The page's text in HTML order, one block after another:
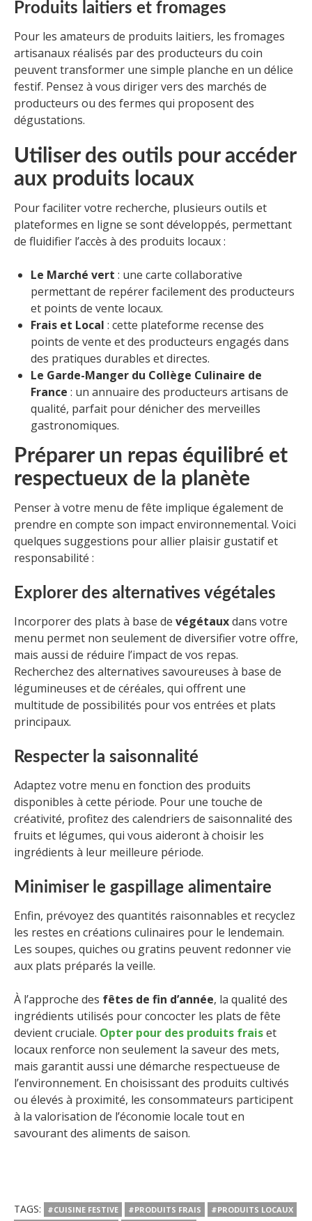
Produits laitiers et fromages
Pour les amateurs de produits laitiers, les fromages
artisanaux réalisés par des producteurs du coin
peuvent transformer une simple planche en un délice
festif. Pensez à vous diriger vers des marchés de
producteurs ou des fermes qui proposent des
dégustations.
Utiliser des outils pour accéder
aux produits locaux
Pour faciliter votre recherche, plusieurs outils et
plateformes en ligne se sont développés, permettant
de fluidifier l’accès à des produits locaux :
Le Marché vert : une carte collaborative
permettant de repérer facilement des producteurs
et points de vente locaux.
Frais et Local : cette plateforme recense des
points de vente et des producteurs engagés dans
des pratiques durables et directes.
Le Garde-Manger du Collège Culinaire de
France : un annuaire des producteurs artisans de
qualité, parfait pour dénicher des merveilles
gastronomiques.
Préparer un repas équilibré et
respectueux de la planète
Penser à votre menu de fête implique également de
prendre en compte son impact environnemental. Voici
quelques suggestions pour allier plaisir gustatif et
responsabilité :
Explorer des alternatives végétales
Incorporer des plats à base de végétauxdans votre
menu permet non seulement de diversifier votre offre,
mais aussi de réduire l’impact de vos repas.
Recherchez des alternatives savoureuses à base de
légumineuses et de céréales, qui offrent une
multitude de possibilités pour vos entrées et plats
principaux.
Respecter la saisonnalité
Adaptez votre menu en fonction des produits
disponibles à cette période. Pour une touche de
créativité, profitez des calendriers de saisonnalité des
fruits et légumes, qui vous aideront à choisir les
ingrédients à leur meilleure période.
Minimiser le gaspillage alimentaire
Enfin, prévoyez des quantités raisonnables et recyclez
les restes en créations culinaires pour le lendemain.
Les soupes, quiches ou gratins peuvent redonner vie
aux plats préparés la veille.
À l’approche des fêtes de fin d’année, la qualité des
ingrédients utilisés pour concocter les plats de fête
devient cruciale. Opter pour des produits fraiset
locaux renforce non seulement la saveur des mets,
mais garantit aussi une démarche respectueuse de
l’environnement. En choisissant des produits cultivés
ou élevés à proximité, les consommateurs participent
à la valorisation de l’économie locale tout en
savourant des aliments de saison.
TAGS: #CUISINE FESTIVE #PRODUITS FRAIS
#PRODUITS LOCAUX